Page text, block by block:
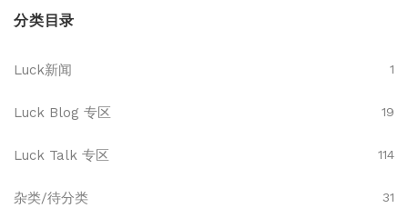
分类目录
Luck新闻 1
Luck Blog 专区 19
Luck Talk 专区 114
杂类/待分类 31